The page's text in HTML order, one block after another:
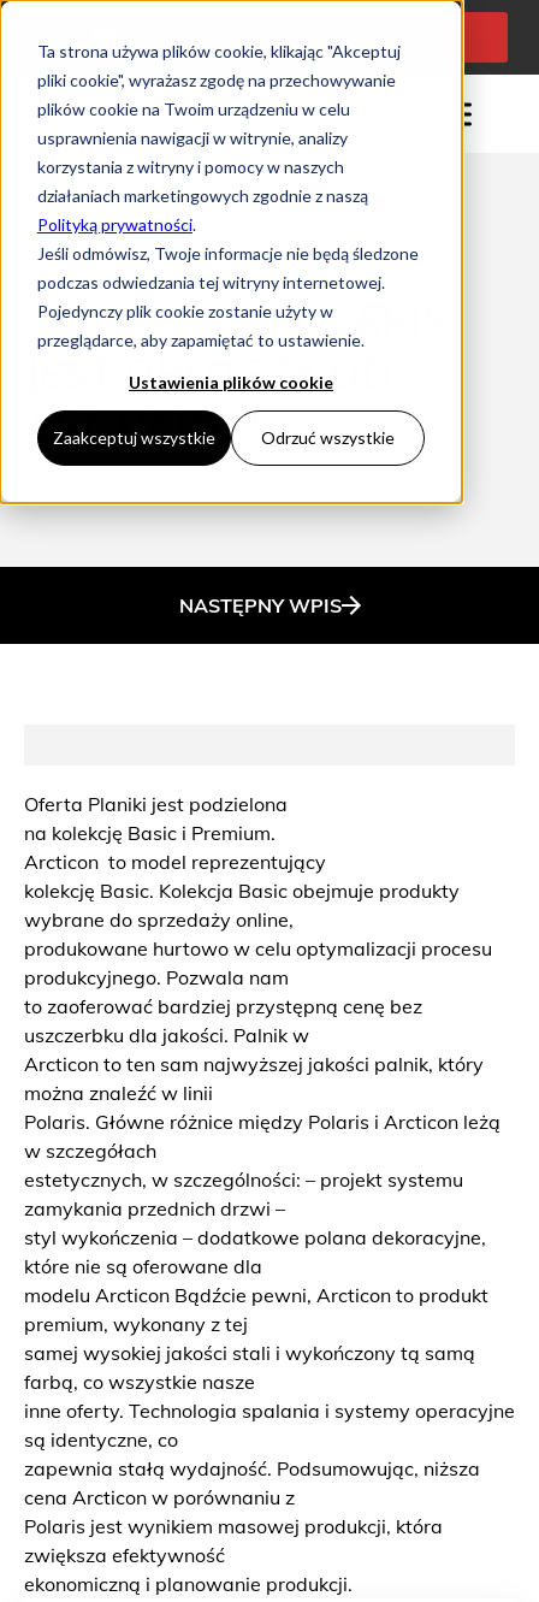
Ta strona używa plików cookie, klikając "Akceptuj
pliki cookie", wyrażasz zgodę na przechowywanie
plików cookie na Twoim urządzeniu w celu
usprawnienia nawigacji w witrynie, analizy
korzystania z witryny i pomocy w naszych
działaniach marketingowych zgodnie z naszą
Polityką prywatności.
Jeśli odmówisz, Twoje informacje nie będą śledzone
podczas odwiedzania tej witryny internetowej.
Pojedynczy plik cookie zostanie użyty w
przeglądarce, aby zapamiętać to ustawienie.
Ustawienia plików cookie
Zaakceptuj wszystkie Odrzuć wszystkie
PROJEKTOWA
Czas czytania: 0 minuty
13/12/2024
DLACZEGO POLARIS
JEST DROŻSZY OD
ARCTICON?
NASTĘPNYWPIS
Oferta Planiki jest podzielona
na kolekcję Basic i Premium.
Arcticon to model reprezentujący
kolekcję Basic. Kolekcja Basic obejmuje produkty
wybrane do sprzedaży online,
produkowane hurtowo w celu optymalizacji procesu
produkcyjnego. Pozwala nam
to zaoferować bardziej przystępną cenę bez
uszczerbku dla jakości. Palnik w
Arcticon to ten sam najwyższej jakości palnik, który
można znaleźć w linii
Polaris. Główne różnice między Polaris i Arcticon leżą
w szczegółach
estetycznych, w szczególności: – projekt systemu
zamykania przednich drzwi –
styl wykończenia – dodatkowe polana dekoracyjne,
które nie są oferowane dla
modelu Arcticon Bądźcie pewni, Arcticon to produkt
premium, wykonany z tej
samej wysokiej jakości stali i wykończony tą samą
farbą, co wszystkie nasze
inne oferty. Technologia spalania i systemy operacyjne
są identyczne, co
zapewnia stałą wydajność. Podsumowując, niższa
cena Arcticon w porównaniu z
Polaris jest wynikiem masowej produkcji, która
zwiększa efektywność
ekonomiczną i planowanie produkcji.